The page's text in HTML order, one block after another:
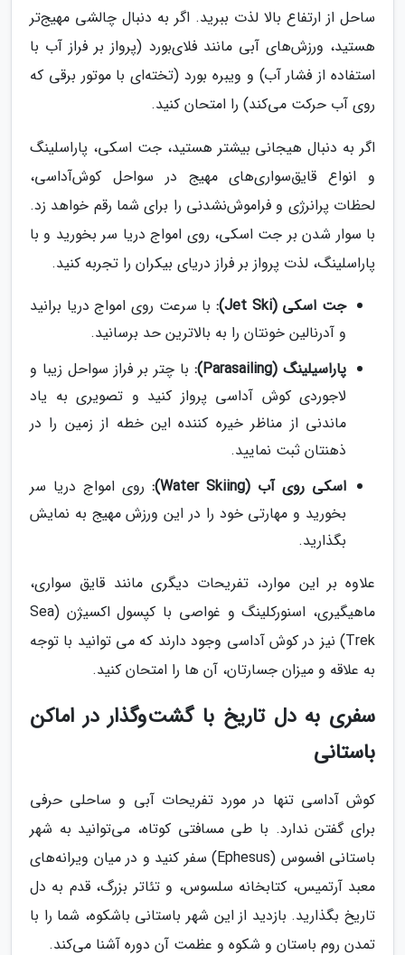
ساحل از ارتفاع بالا لذت ببرید. اگر به دنبال چالشی مهیج‌تر
هستید، ورزش‌های آبی مانند فلای‌بورد (پرواز بر فراز آب با
استفاده از فشار آب) و ویبره بورد (تخته‌ای با موتور برقی که
روی آب حرکت می‌کند) را امتحان کنید.
اگر به دنبال هیجانی بیشتر هستید، جت اسکی، پاراسلینگ
و انواع قایق‌سواری‌های مهیج در سواحل کوش‌آداسی،
لحظات پرانرژی و فراموش‌نشدنی را برای شما رقم خواهد زد.
با سوار شدن بر جت اسکی، روی امواج دریا سر بخورید و با
پاراسلینگ، لذت پرواز بر فراز دریای بیکران را تجربه کنید.
جت اسکی (Jet Ski):
با سرعت روی امواج دریا برانید
و آدرنالین خونتان را به بالاترین حد برسانید.
پاراسیلینگ (Parasailing):
با چتر بر فراز سواحل زیبا و
لاجوردی کوش آداسی پرواز کنید و تصویری به یاد
ماندنی از مناظر خیره کننده این خطه از زمین را در
ذهنتان ثبت نمایید.
اسکی روی آب (Water Skiing):
روی امواج دریا سر
بخورید و مهارتی خود را در این ورزش مهیج به نمایش
بگذارید.
علاوه بر این موارد، تفریحات دیگری مانند قایق سواری،
ماهیگیری، اسنورکلینگ و غواصی با کپسول اکسیژن (Sea
Trek) نیز در کوش آداسی وجود دارند که می توانید با توجه
به علاقه و میزان جسارتان، آن ها را امتحان کنید.
سفری به دل تاریخ با گشت‌وگذار در اماکن
باستانی
کوش آداسی تنها در مورد تفریحات آبی و ساحلی حرفی
برای گفتن ندارد. با طی مسافتی کوتاه، می‌توانید به شهر
باستانی افسوس (Ephesus) سفر کنید و در میان ویرانه‌های
معبد آرتمیس، کتابخانه سلسوس، و تئاتر بزرگ، قدم به دل
تاریخ بگذارید. بازدید از این شهر باستانی باشکوه، شما را با
تمدن روم باستان و شکوه و عظمت آن دوره آشنا می‌کند.